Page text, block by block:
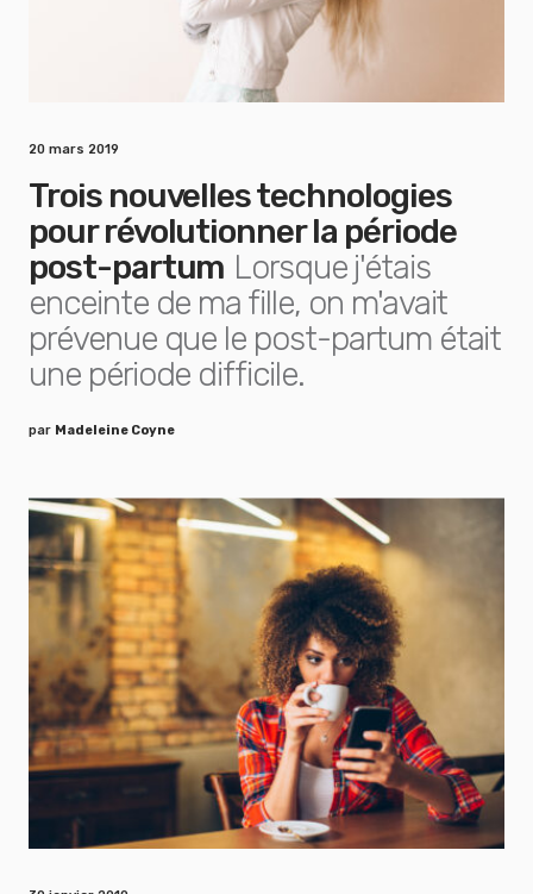
20 mars 2019
Trois nouvelles technologies
pour révolutionner la période
post-partum Lorsque j'étais
enceinte de ma fille, on m'avait
prévenue que le post-partum était
une période difficile.
par Madeleine Coyne